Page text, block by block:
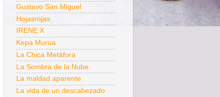
Gustavo San Miguel
Hojasrojas
IRENE X
Kepa Murua
La Chica Metáfora
La Sombra de la Nube
La maldad aparente
La vida de un descabezado